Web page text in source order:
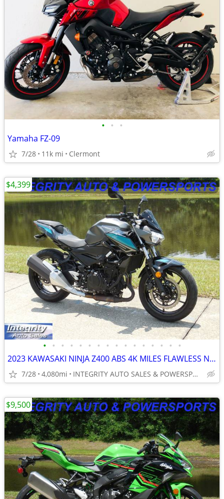
• • •
Yamaha FZ-09
7/28 11k mi Clermont
• • • • • • • • • • • • • • • •
2023 KAWASAKI NINJA Z400 ABS 4K MILES FLAWLESS NO DEALER FEES OR BS!!!
7/28 4,080mi INTEGRITY AUTO SALES & POWERSPORTS
$4,399
$9,500